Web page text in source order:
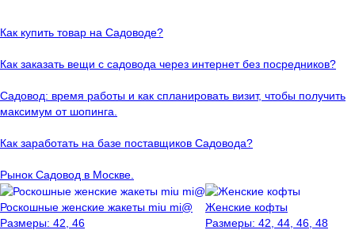
Как купить товар на Cадоводе?
Как заказать вещи с садовода через интернет без посредников?
Садовод: время работы и как спланировать визит, чтобы получить
максимум от шопинга.
Как заработать на базе поставщиков Садовода?
Рынок Садовод в Москве.
Роскошные женские жакеты miu mi@
Размеры: 42, 46
Женские кофты
Размеры: 42, 44, 46, 48